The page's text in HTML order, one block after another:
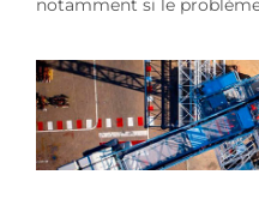
notamment si le